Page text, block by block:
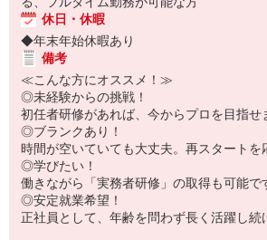
休日・休暇
◆年末年始休暇あり
備考
≪こんな方にオススメ！≫
◎未経験からの挑戦！
初任者研修があれば、今からプロを目指
◎ブランクあり！
時間が空いていても大丈夫。再スタートを
◎学びたい！
働きながら「実務者研修」の取得も可能で
◎安定就業希望！
正社員として、年齢を問わず長く活躍し続